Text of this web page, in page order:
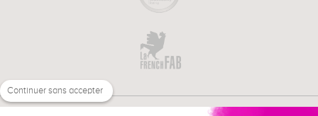
Continuer sans accepter